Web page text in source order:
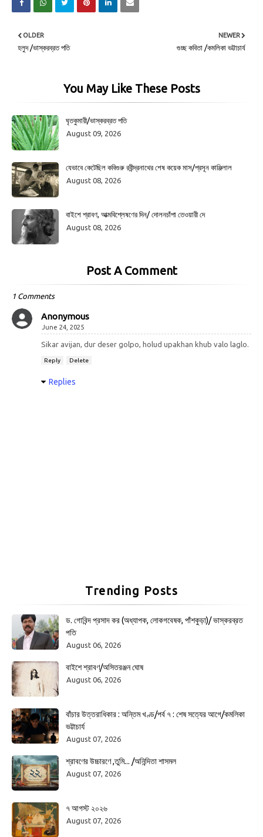
NEWER
গুচ্ছ কবিতা /কমলিকা ভট্টাচার্য
OLDER
হলুদ /ভাস্করব্রত পতি
You May Like These Posts
ঘৃতকুমারী/ভাস্করব্রত পতি
August 09, 2026
যেভাবে কেটেছিল কবিগুরু রবীন্দ্রনাথের শেষ কয়েক মাস/প্রসূন কাঞ্জিলাল
August 08, 2026
বাইশে শ্রাবণ, আত্মবিশ্লেষণের দিন/ দোলনচাঁপা তেওয়ারী দে
August 08, 2026
Post A Comment
1 Comments
Anonymous
June 24, 2025
Sikar avijan, dur deser golpo, holud upakhan khub valo laglo.
Reply Delete
Replies
Trending Posts
ড. গোবিন্দ প্রসাদ কর (অধ্যাপক, লোকগবেষক, পাঁশকুড়া)/ ভাস্করব্রত
পতি
August 06, 2026
বাইশে শ্রাবণ/অসিতরঞ্জন ঘোষ
August 06, 2026
বাঁচার উত্তরাধিকার : অন্তিম খণ্ড/পর্ব ৭ : শেষ সত্যের আগে/কমলিকা
ভট্টাচার্য
August 07, 2026
শ্রাবণের উচ্চারণে ,তুমি... /অনিন্দিতা শাসমল
August 07, 2026
৭ আগস্ট ২০২৬
August 07, 2026